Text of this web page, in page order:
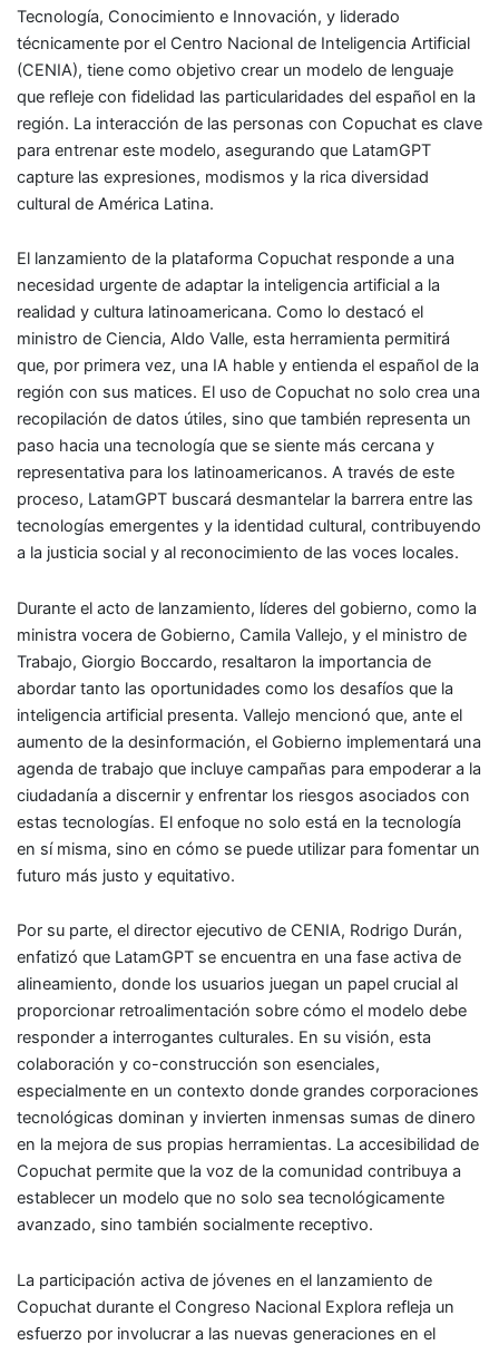
Tecnología, Conocimiento e Innovación, y liderado
técnicamente por el Centro Nacional de Inteligencia Artificial
(CENIA), tiene como objetivo crear un modelo de lenguaje
que refleje con fidelidad las particularidades del español en la
región. La interacción de las personas con Copuchat es clave
para entrenar este modelo, asegurando que LatamGPT
capture las expresiones, modismos y la rica diversidad
cultural de América Latina.
El lanzamiento de la plataforma Copuchat responde a una
necesidad urgente de adaptar la inteligencia artificial a la
realidad y cultura latinoamericana. Como lo destacó el
ministro de Ciencia, Aldo Valle, esta herramienta permitirá
que, por primera vez, una IA hable y entienda el español de la
región con sus matices. El uso de Copuchat no solo crea una
recopilación de datos útiles, sino que también representa un
paso hacia una tecnología que se siente más cercana y
representativa para los latinoamericanos. A través de este
proceso, LatamGPT buscará desmantelar la barrera entre las
tecnologías emergentes y la identidad cultural, contribuyendo
a la justicia social y al reconocimiento de las voces locales.
Durante el acto de lanzamiento, líderes del gobierno, como la
ministra vocera de Gobierno, Camila Vallejo, y el ministro de
Trabajo, Giorgio Boccardo, resaltaron la importancia de
abordar tanto las oportunidades como los desafíos que la
inteligencia artificial presenta. Vallejo mencionó que, ante el
aumento de la desinformación, el Gobierno implementará una
agenda de trabajo que incluye campañas para empoderar a la
ciudadanía a discernir y enfrentar los riesgos asociados con
estas tecnologías. El enfoque no solo está en la tecnología
en sí misma, sino en cómo se puede utilizar para fomentar un
futuro más justo y equitativo.
Por su parte, el director ejecutivo de CENIA, Rodrigo Durán,
enfatizó que LatamGPT se encuentra en una fase activa de
alineamiento, donde los usuarios juegan un papel crucial al
proporcionar retroalimentación sobre cómo el modelo debe
responder a interrogantes culturales. En su visión, esta
colaboración y co-construcción son esenciales,
especialmente en un contexto donde grandes corporaciones
tecnológicas dominan y invierten inmensas sumas de dinero
en la mejora de sus propias herramientas. La accesibilidad de
Copuchat permite que la voz de la comunidad contribuya a
establecer un modelo que no solo sea tecnológicamente
avanzado, sino también socialmente receptivo.
La participación activa de jóvenes en el lanzamiento de
Copuchat durante el Congreso Nacional Explora refleja un
esfuerzo por involucrar a las nuevas generaciones en el